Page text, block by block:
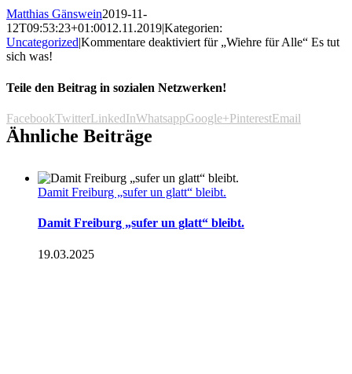
Matthias Gänswein2019-11-
12T09:53:23+01:0012.11.2019|Kategorien:
Uncategorized|Kommentare deaktiviertfür „Wiehre für Alle“ Es tut
sich was!
Teile den Beitrag in sozialen Netzwerken!
FacebookTwitterLinkedInWhatsappGoogle+PinterestEmail
Ähnliche Beiträge
Damit Freiburg „sufer un glatt“ bleibt.
Damit Freiburg „sufer un glatt“ bleibt.
19.03.2025